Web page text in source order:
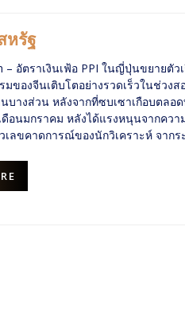
หรัฐ
– อัตราเงินเฟ้อ PPI ในญี่ปุ่นขยายตั
ของจีนเติบโตอย่างรวดเร็วในช่วง
นบางส่วน หลังจากที่ซบเซาเกือบตล
ดือนมกราคม หลังได้แรงหนุนจากคว
เลขคาดการณ์ของนักวิเคราะห์ จาก